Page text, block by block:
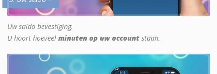
Uw saldo bevestiging.
U hoort hoeveel minuten op uw account staan.